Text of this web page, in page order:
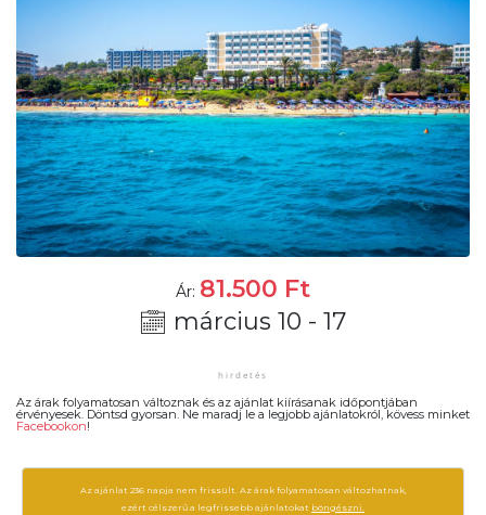
Ár: 81.500 Ft
március 10 - 17
Az árak folyamatosan változnak és az ajánlat kiírásanak időpontjában
érvényesek. Döntsd gyorsan. Ne maradj le a legjobb ajánlatokról, kövess minket
Facebookon!
Az ajánlat 236 napja nem frissült. Az árak folyamatosan változhatnak,
ezért célszerű a legfrissebb ajánlatokat böngészni.